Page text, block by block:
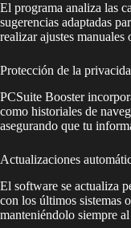
El programa analiza las
sugerencias adaptadas
realizar ajustes manuales
Protección de la
PCSuite Booster
como historiales de
asegurando que tu
Actualizaciones
El software se actualiza
con los últimos sistemas
manteniéndolo siempre